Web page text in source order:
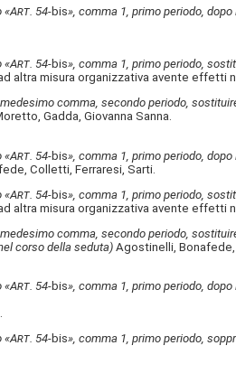
«Art. 54-bis», comma 1, primo periodo, dopo
«Art. 54-bis», comma 1, primo periodo,
altra misura organizzativa avente effetti
comma, secondo periodo,
Gadda, Giovanna Sanna.
«Art . 54-bis», comma 1, primo periodo, dopo
Colletti, Ferraresi, Sarti.
«Art . 54-bis», comma 1, primo periodo,
altra misura organizzativa avente effetti
comma, secondo periodo,
corso della seduta) Agostinelli,
«Art. 54-bis», comma 1, primo periodo, dopo
«Art. 54-bis», comma 1, primo periodo,